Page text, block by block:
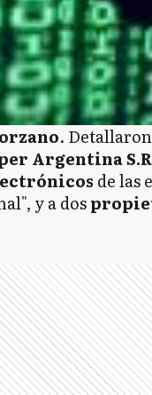
.
Argentina
de las
y a dos